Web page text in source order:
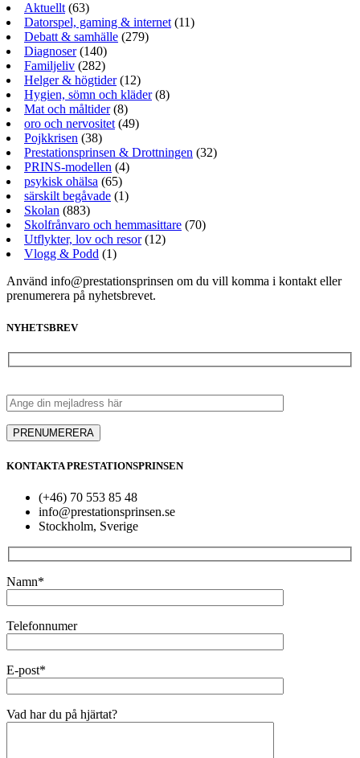
Aktuellt(63)
Datorspel, gaming & internet(11)
Debatt & samhälle (279)
Diagnoser(140)
Familjeliv (282)
Helger & högtider(12)
Hygien, sömn och kläder(8)
Mat och måltider(8)
oro och nervositet(49)
Pojkkrisen (38)
Prestationsprinsen & Drottningen (32)
PRINS-modellen (4)
psykisk ohälsa (65)
särskilt begåvade (1)
Skolan (883)
Skolfrånvaro och hemmasittare (70)
Utflykter, lov och resor(12)
Vlogg & Podd (1)
Använd info@prestationsprinsen om du vill komma i kontakt eller
prenumerera på nyhetsbrevet.
NYHETSBREV
KONTAKTA PRESTATIONSPRINSEN
(+46) 70 553 85 48
info@prestationsprinsen.se
Stockholm, Sverige
Namn*
Telefonnumer
E-post*
Vad har du på hjärtat?